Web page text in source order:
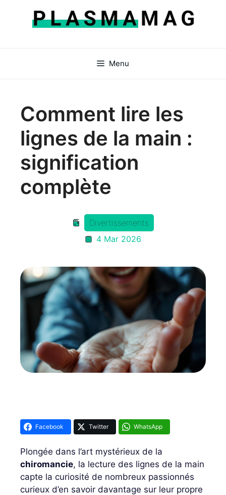
Menu
Comment lire les
lignes de la main :
signification
complète
Divertissements
4 Mar 2026
Facebook Twitter WhatsApp
Plongée dans l’art mystérieux de la
chiromancie, la lecture des lignes de la main
capte la curiosité de nombreux passionnés
curieux d’en savoir davantage sur leur propre